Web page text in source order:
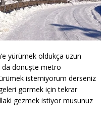
yürümek oldukça uzun
da dönüşte metro
istemiyorum derseniz
görmek için tekrar
gezmek istiyor musunuz